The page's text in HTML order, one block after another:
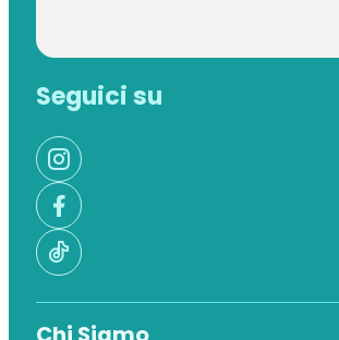
Seguici su